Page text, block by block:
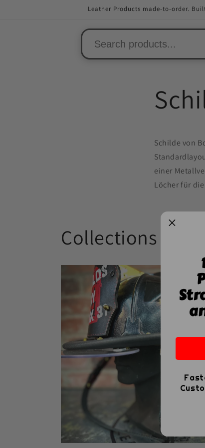
Leather Products made-to-order.
Schilde von
einer
Löcher für
Collections